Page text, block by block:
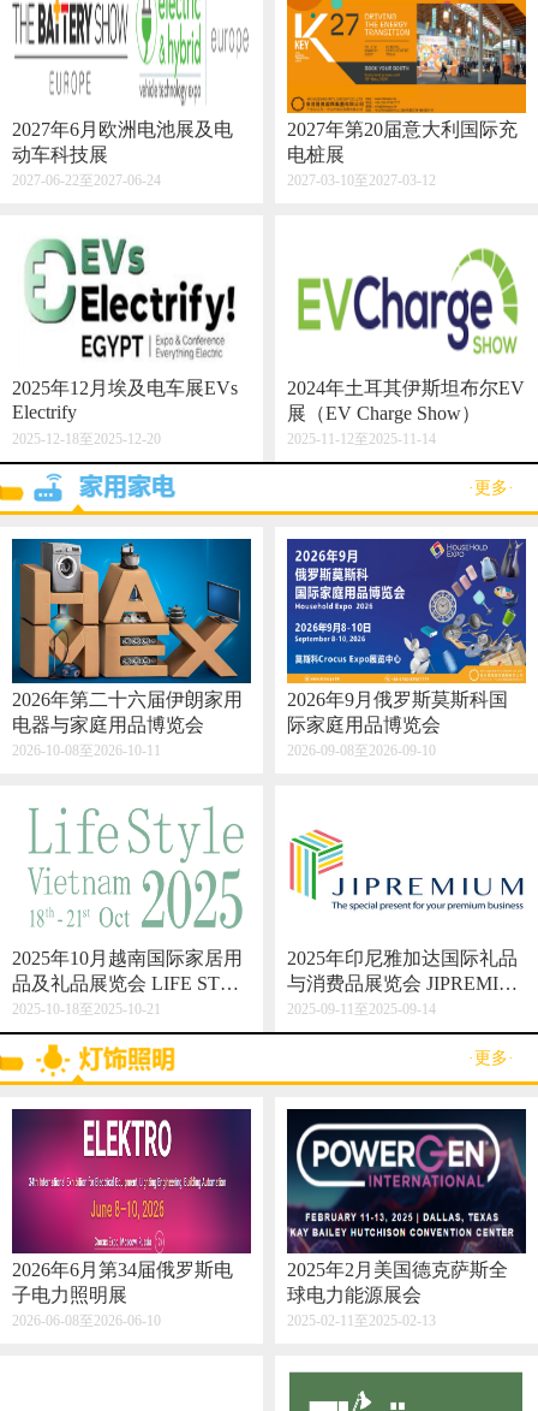
2027年6月欧洲电池展及电
动车科技展
2027-06-22至2027-06-24
2027年第20届意大利国际充
电桩展
2027-03-10至2027-03-12
2025年12月埃及电车展EVs
Electrify
2025-12-18至2025-12-20
2024年土耳其伊斯坦布尔EV
展（EV Charge Show）
2025-11-12至2025-11-14
·更多·
2026年第二十六届伊朗家用
电器与家庭用品博览会
2026-10-08至2026-10-11
2026年9月俄罗斯莫斯科国
际家庭用品博览会
2026-09-08至2026-09-10
2025年10月越南国际家居用
品及礼品展览会 LIFE STYL
E VIETNAM 2025
2025-10-18至2025-10-21
2025年印尼雅加达国际礼品
与消费品展览会 JIPREMIU
M
2025-09-11至2025-09-14
·更多·
2026年6月第34届俄罗斯电
子电力照明展
2026-06-08至2026-06-10
2025年2月美国德克萨斯全
球电力能源展会
2025-02-11至2025-02-13